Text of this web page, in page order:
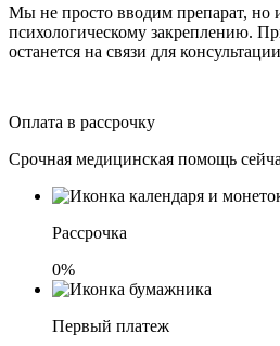
Мы не просто вводим препарат, но
психологическому закреплению.
останется на связи для
Оплата в рассрочку
Срочная медицинская помощь
Рассрочка
0%
Первый платеж